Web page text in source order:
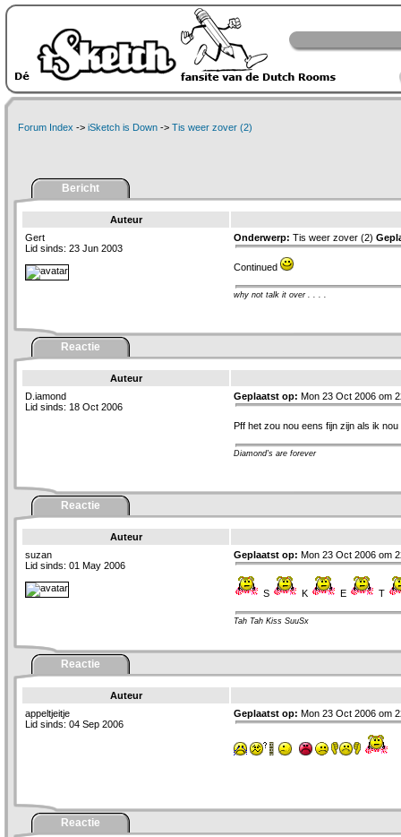
Forum Index -> iSketch is Down -> Tis weer zover (2)
Bericht
Auteur
Gert
Lid sinds: 23 Jun 2003
Onderwerp: Tis weer zover (2)
Continued
why not talk it over . . . .
Reactie
Auteur
D.iamond
Lid sinds: 18 Oct 2006
Geplaatst op: Mon 23 Oct 2006 om
Pff het zou nou eens fijn zijn als ik
Diamond's are forever
Reactie
Auteur
suzan
Lid sinds: 01 May 2006
Geplaatst op: Mon 23 Oct 2006 om
S K E T
Tah Tah Kiss SuuSx
Reactie
Auteur
appeltjeitje
Lid sinds: 04 Sep 2006
Geplaatst op: Mon 23 Oct 2006 om
Reactie